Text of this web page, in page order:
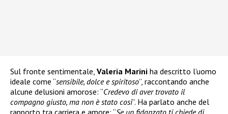
Sul fronte sentimentale, Valeria Marini ha descritto l’uomo
ideale come “sensibile, dolce e spiritoso”, raccontando anche
alcune delusioni amorose: “Credevo di aver trovato il
compagno giusto, ma non è stato così”. Ha parlato anche del